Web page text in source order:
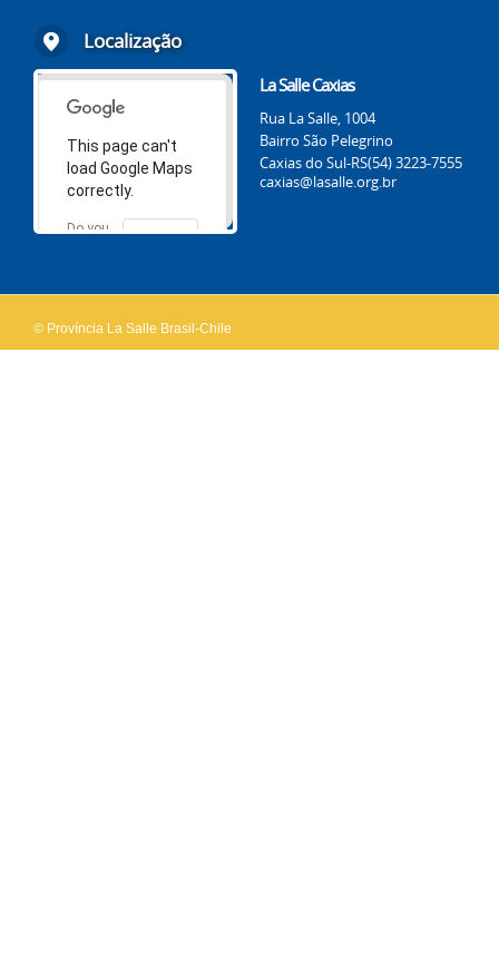
Localização
This page can't
load Google Maps
correctly.
Do you
OK
La Salle Caxias
Rua La Salle, 1004
Bairro São Pelegrino
Caxias do Sul-RS(54) 3223-7555
caxias@lasalle.org.br
© Província La Salle Brasil-Chile